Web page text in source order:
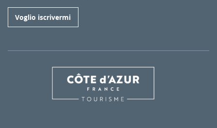
Voglio iscrivermi